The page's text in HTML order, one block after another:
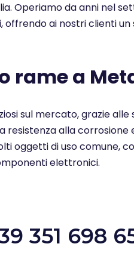
Operiamo da anni nel
ai nostri clienti un
rame a
sul mercato, grazie
alla corrosione
oggetti di uso comune,
elettronici.
351 698